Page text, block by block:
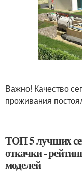
Важно! Качество
проживания
ТОП 5 лучших
откачки -
моделей